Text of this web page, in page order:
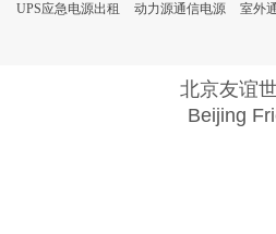
室外
动力源通信电源
UPS应急电源出租
北京友谊
Beijing